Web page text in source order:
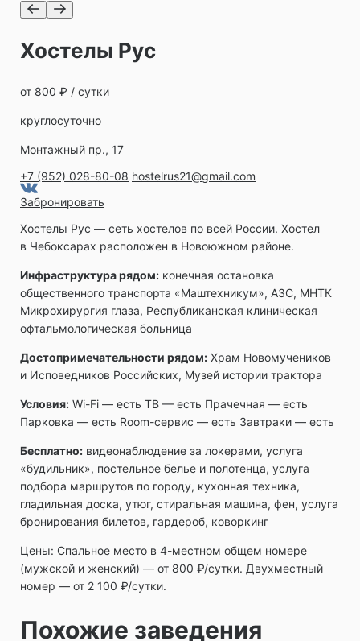
Хостелы Рус
от 800 ₽ / сутки
круглосуточно
Монтажный пр., 17
+7 (952) 028-80-08 hostelrus21@gmail.com
Забронировать
Хостелы Рус — сеть хостелов по всей России. Хостел
в Чебоксарах расположен в Новоюжном районе.
Инфраструктура рядом: конечная остановка
общественного транспорта «Маштехникум», АЗС, МНТК
Микрохирургия глаза, Республиканская клиническая
офтальмологическая больница
Достопримечательности рядом: Храм Новомучеников
и Исповедников Российских, Музей истории трактора
Условия: Wi-Fi — есть ТВ — есть Прачечная — есть
Парковка — есть Room-сервис — есть Завтраки — есть
Бесплатно: видеонаблюдение за локерами, услуга
«будильник», постельное белье и полотенца, услуга
подбора маршрутов по городу, кухонная техника,
гладильная доска, утюг, стиральная машина, фен, услуга
бронирования билетов, гардероб, коворкинг
Цены: Спальное место в 4-местном общем номере
(мужской и женский) — от 800 ₽/сутки. Двухместный
номер — от 2 100 ₽/сутки.
Похожие заведения